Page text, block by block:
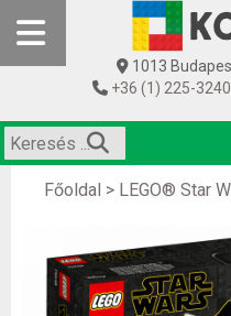
1013
+36 (1) 225-3240
Főoldal > LEGO® Star